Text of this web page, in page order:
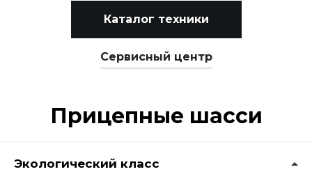
Каталог техники
Сервисный центр
Прицепные шасси
Экологический класс